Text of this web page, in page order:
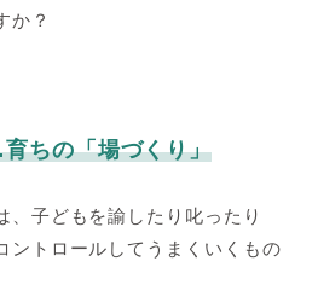
か？
ちの「場づくり」
、子どもを諭したり叱ったり
ントロールしてうまくいくもの